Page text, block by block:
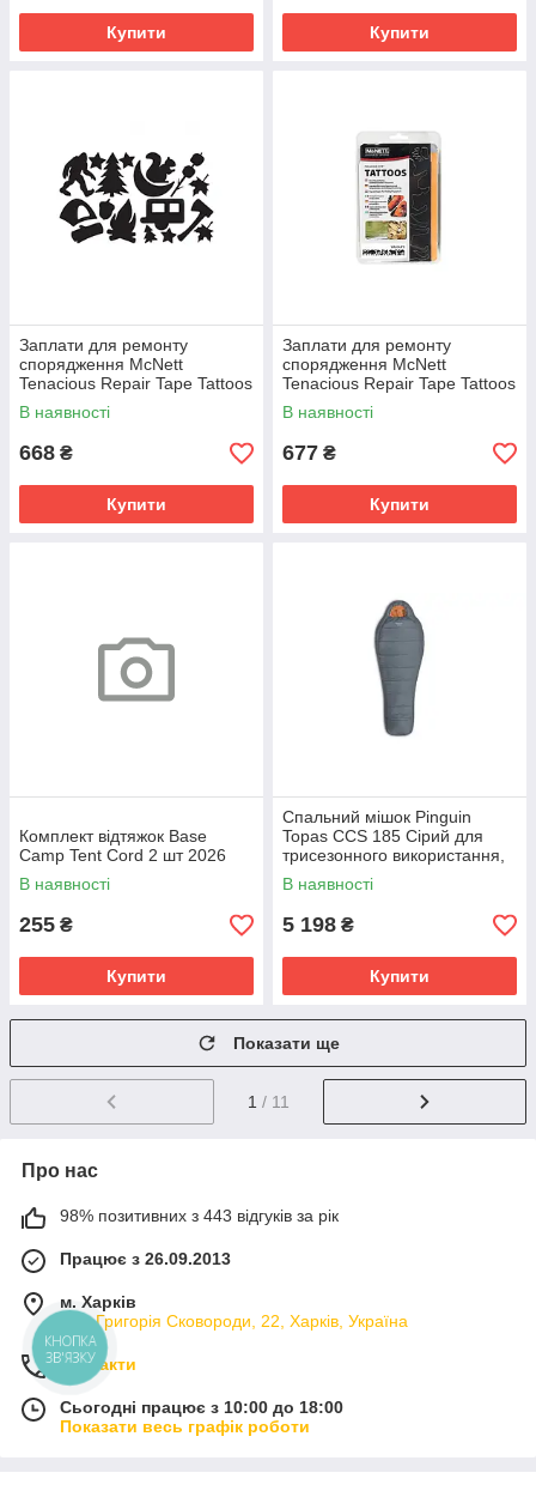
Купити Купити
Заплати для ремонту
спорядження McNett
Tenacious Repair Tape Tattoos
Camper in Clamshell 2022
В наявності
668 ₴
Купити
Заплати для ремонту
спорядження McNett
Tenacious Repair Tape Tattoos
Wildlife Clamshell 2025
В наявності
677 ₴
Купити
Комплект відтяжок Base
Camp Tent Cord 2 шт 2026
В наявності
255 ₴
Купити
Спальний мішок Pinguin
Topas CCS 185 Сірий для
трисезонного використання,
комфорт до -7°C, легкий і
водовідштовхувальний
В наявності
5 198 ₴
Купити
Показати ще
1 / 11
Про нас
98% позитивних з 443 відгуків за рік
Працює з 26.09.2013
м. Харків
вул. Григорія Сковороди, 22, Харків, Україна
Контакти
Сьогодні працює з 10:00 до 18:00
Показати весь графік роботи
КНОПКА
ЗВ'ЯЗКУ